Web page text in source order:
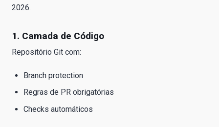
2026.
1. Camada de Código
Repositório Git com:
Branch protection
Regras de PR obrigatórias
Checks automáticos